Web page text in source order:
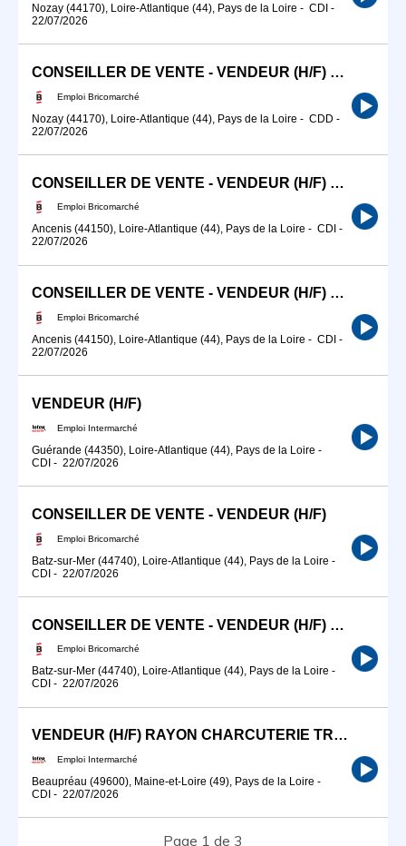
Nozay (44170), Loire-Atlantique (44), Pays de la Loire - CDI -
22/07/2026
CONSEILLER DE VENTE - VENDEUR (H/F) SECTEUR JARDIN
Emploi Bricomarché
Nozay (44170), Loire-Atlantique (44), Pays de la Loire - CDD -
22/07/2026
CONSEILLER DE VENTE - VENDEUR (H/F) BATI
Emploi Bricomarché
Ancenis (44150), Loire-Atlantique (44), Pays de la Loire - CDI -
22/07/2026
CONSEILLER DE VENTE - VENDEUR (H/F) JARDIN
Emploi Bricomarché
Ancenis (44150), Loire-Atlantique (44), Pays de la Loire - CDI -
22/07/2026
VENDEUR (H/F)
Emploi Intermarché
Guérande (44350), Loire-Atlantique (44), Pays de la Loire -
CDI - 22/07/2026
CONSEILLER DE VENTE - VENDEUR (H/F)
Emploi Bricomarché
Batz-sur-Mer (44740), Loire-Atlantique (44), Pays de la Loire -
CDI - 22/07/2026
CONSEILLER DE VENTE - VENDEUR (H/F) DECORATION
Emploi Bricomarché
Batz-sur-Mer (44740), Loire-Atlantique (44), Pays de la Loire -
CDI - 22/07/2026
VENDEUR (H/F) RAYON CHARCUTERIE TRAITEUR
Emploi Intermarché
Beaupréau (49600), Maine-et-Loire (49), Pays de la Loire -
CDI - 22/07/2026
Page 1 de 3